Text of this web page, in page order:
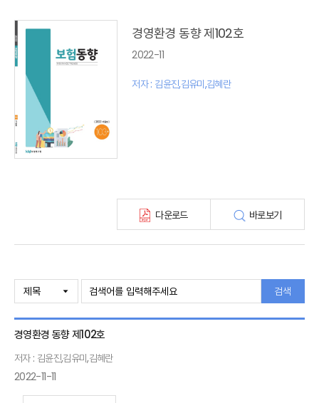
최신 해외보험연구동향
연차보고서
보험총서
보험동향(종간)
경영환경(종간)
보험 동향(종간)
테마진단(종간)
주간 해외보험동향(종간)
경영환경 동향 제102호
2022-11
저자 : 김윤진,김유미,김혜란
다운로드 바로보기
검색
경영환경 동향 제102호
저자 : 김윤진,김유미,김혜란
2022-11-11